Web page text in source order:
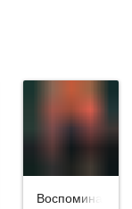
Воспоминания